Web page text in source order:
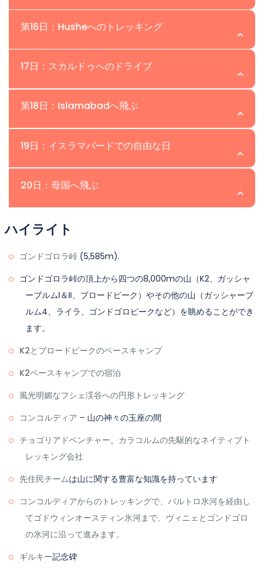
るため、推奨される注意が必要です。コンコルディアから
のトレッキングは5〜6時間です。
リスクを軽減するために日の出前にパスを越えなければな
りません。早朝の出発とロープのサポートの後、ゴンドゴ
ロラへの3-5時間の登りは素晴らしいパノラマビューを提
ます。
場所:Saicho | 高度:3,350m
を1時間トレッキングしてダルチャンパに到達します。昼食
後、5〜6時間のトレッキングがゴンドゴロの牧草地を通っ
て再開され、天候が改善されて洗濯やシャワーができるサ
第16日：Husheへのトレッキング
場所: Hushe | 高度: 3,000m
泊します。
17日：スカルドゥへのドライブ
場所:Skardu | 高度:2,230m
らSkardu市に輸送します。
第18日：Islamabadへ飛ぶ
場所：Islamabad | 高度：540m
トで締めくくられ、カラコルム山脈を通る冒険の旅が終わ
ります。参加者は美しい風景と挑戦的なトレイルの思い出
を持って首都に戻ります。
19日：イスラマバードでの自由な日
場所:イスラマバード | 高度:540m
探索することを可能にします。さらに、フライトキャンセ
日としても機能します。
20日：母国へ飛ぶ
場所: | 高度:
早朝にあなたをイスラマバード国際空港で見送ります。
ハイライト
ゴンドゴロラ峠 (5,585m).
ゴンドゴロラ峠の頂上から四つの8,000mの山（K2、ガッシャ
ーブルムI＆II、ブロードピーク）やその他の山（ガッシャーブ
ルム4、ライラ、ゴンドゴロピークなど）を眺めることができ
ます。
K2とブロードピークのベースキャンプ
K2ベースキャンプでの宿泊
風光明媚なフシェ渓谷への円形トレッキング
コンコルディア – 山の神々の玉座の間
チョゴリアドベンチャー、 カラコルムの先駆的なネイティブト
レッキング会社
先住民チームは山に関する豊富な知識を持っています
コンコルディアからのトレッキングで、バルトロ氷河を経由し
て ゴドウィンオースティン氷河まで、 ヴィニェ と ゴンドゴロ
の氷河に沿って進みます。
ギルキー記念碑